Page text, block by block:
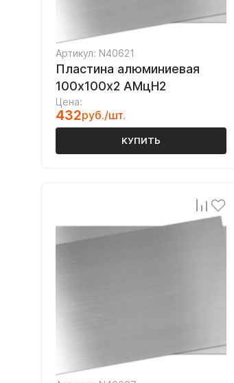
Артикул: N40621
Пластина алюминиевая
100х100х2 АМцН2
Цена:
432руб./шт.
КУПИТЬ